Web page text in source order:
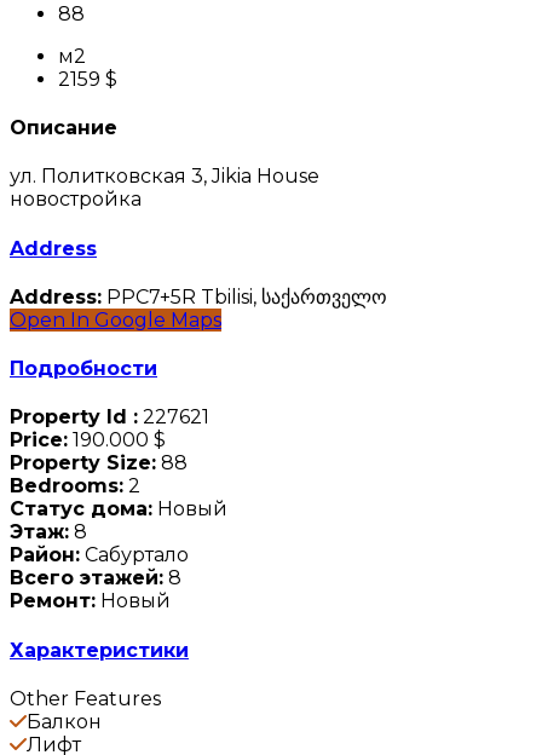
88
м2
2159 $
Описание
ул. Политковская 3, Jikia House
новостройка
Address
Address: PPC7+5R Tbilisi, საქართველო
Open In Google Maps
Подробности
Property Id : 227621
Price: 190.000 $
Property Size: 88
Bedrooms: 2
Статус дома: Новый
Этаж: 8
Район: Сабуртало
Всего этажей: 8
Ремонт: Новый
Характеристики
Other Features
Балкон
Лифт